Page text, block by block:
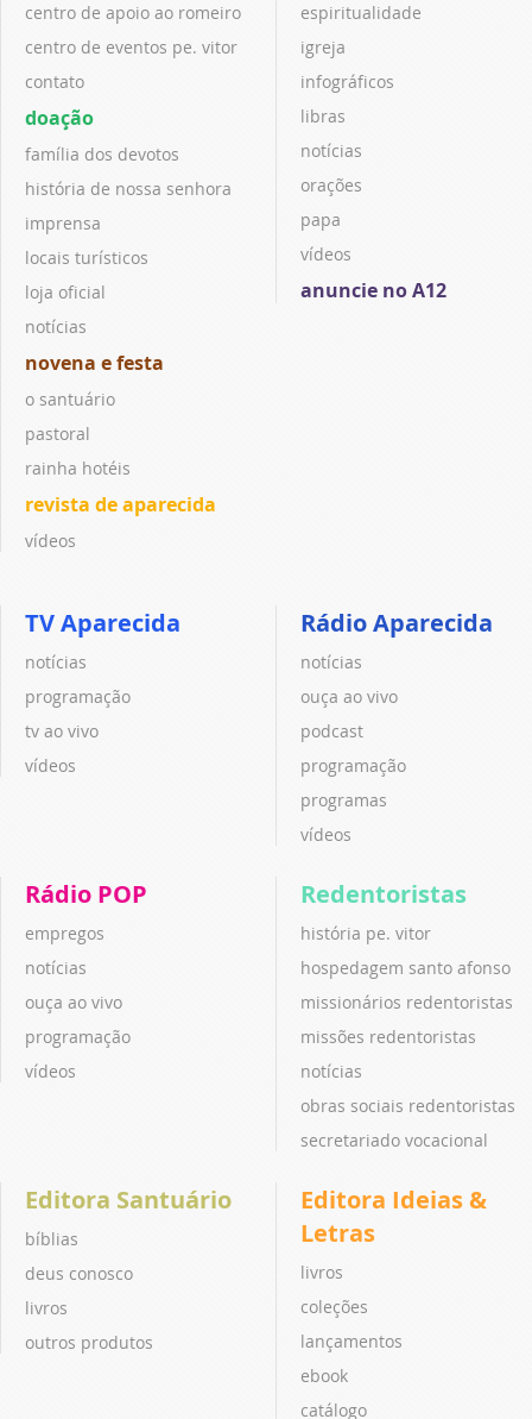
centro de apoio ao romeiro
centro de eventos pe. vitor
contato
doação
família dos devotos
história de nossa senhora
imprensa
locais turísticos
loja oficial
notícias
novena e festa
o santuário
pastoral
rainha hotéis
revista de aparecida
vídeos
espiritualidade
igreja
infográficos
libras
notícias
orações
papa
vídeos
anuncie no A12
TV Aparecida
notícias
programação
tv ao vivo
vídeos
Rádio Aparecida
notícias
ouça ao vivo
podcast
programação
programas
vídeos
Rádio POP
empregos
notícias
ouça ao vivo
programação
vídeos
Redentoristas
história pe. vitor
hospedagem santo afonso
missionários redentoristas
missões redentoristas
notícias
obras sociais redentoristas
secretariado vocacional
Editora Santuário
bíblias
deus conosco
livros
outros produtos
Editora Ideias &
Letras
livros
coleções
lançamentos
ebook
catálogo